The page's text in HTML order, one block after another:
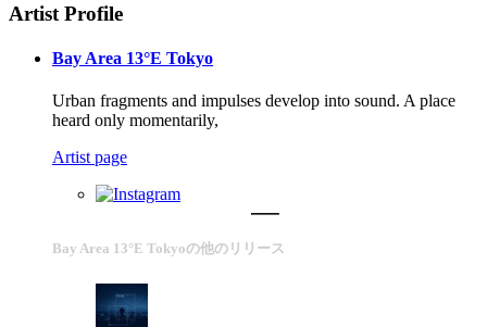
Artist Profile
Bay Area 13°E Tokyo
Urban fragments and impulses develop into sound. A place
heard only momentarily,
Artist page
Bay Area 13°E Tokyoの他のリリース